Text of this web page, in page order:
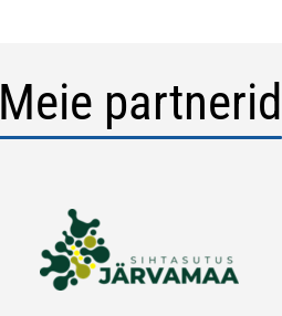
Meie partnerid